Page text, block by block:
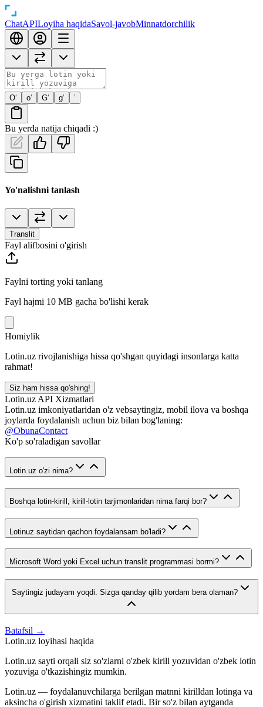
ChatAPILoyiha haqidaSavol-javobMinnatdorchilik
O‘ o‘ G‘ g‘ ’
Bu yerda natija chiqadi :)
Yo'nalishni tanlash
Translit
Fayl alifbosini o'girish
Faylni torting yoki tanlang
Fayl hajmi 10 MB gacha bo'lishi kerak
Homiylik
Lotin.uz rivojlanishiga hissa qo'shgan quyidagi insonlarga katta
rahmat!
Siz ham hissa qo'shing!
Lotin.uz API Xizmatlari
Lotin.uz imkoniyatlaridan o'z vebsaytingiz, mobil ilova va boshqa
joylarda foydalanish uchun biz bilan bog'laning:
@ObunaContact
Ko'p so'raladigan savollar
Lotin.uz o'zi nima?
Boshqa lotin-kirill, kirill-lotin tarjimonlaridan nima farqi bor?
Lotinuz saytidan qachon foydalansam bo'ladi?
Microsoft Word yoki Excel uchun translit programmasi bormi?
Saytingiz judayam yoqdi. Sizga qanday qilib yordam bera olaman?
Batafsil →
Lotin.uz loyihasi haqida
Lotin.uz sayti orqali siz so'zlarni o'zbek kirill yozuvidan o'zbek lotin
yozuviga o'tkazishingiz mumkin.
Lotin.uz — foydalanuvchilarga berilgan matnni kirilldan lotinga va
aksincha o'girish xizmatini taklif etadi. Bir so'z bilan aytganda